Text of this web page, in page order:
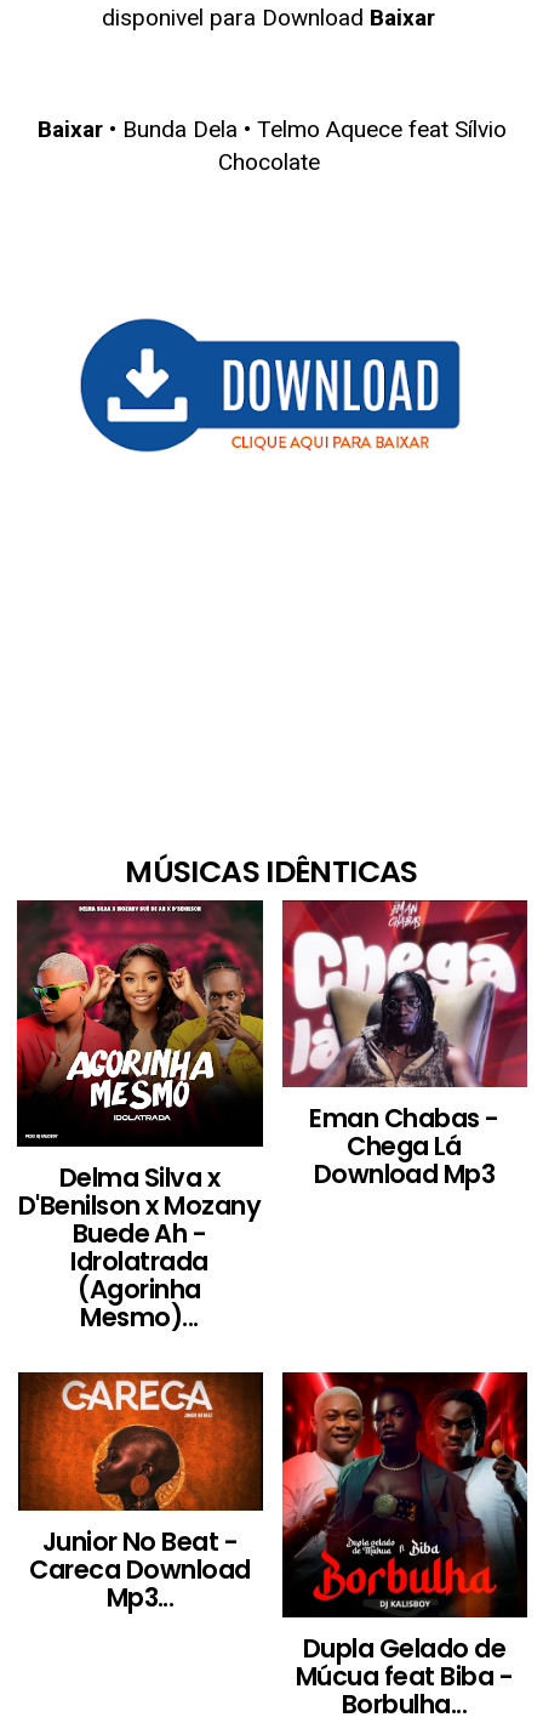
disponivel para Download Baixar
Baixar• Bunda Dela • Telmo Aquece feat Sílvio
Chocolate
MÚSICAS IDÊNTICAS
Delma Silva x
D'Benilson x Mozany
Buede Ah -
Idrolatrada
(Agorinha
Mesmo)...
Eman Chabas -
Chega Lá
Download Mp3
Junior No Beat -
Careca Download
Mp3...
Dupla Gelado de
Múcua feat Biba -
Borbulha...